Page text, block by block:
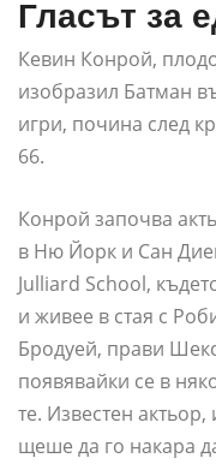
Гласът за
Кевин Конрой,
изобразил Батман
игри, почина след
66.
Конрой започва
в Ню Йорк и Сан
Julliard School,
и живее в стая с
Бродуей, прави
появявайки се в
те. Известен
щеше да го накара